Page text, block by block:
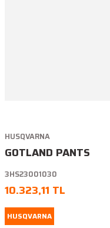
HUSQVARNA
GOTLAND PANTS
3HS23001030
10.323,11 TL
HUSQVARNA